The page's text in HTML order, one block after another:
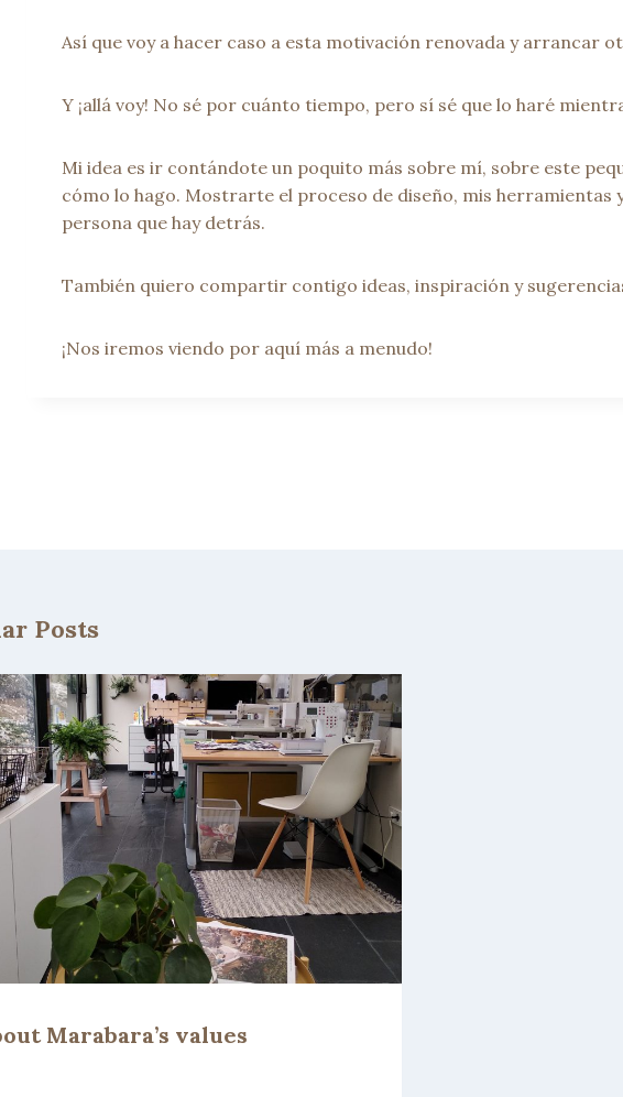
Así que voy a hacer caso a esta motivación renovada y arrancar
Y ¡allá voy! No sé por cuánto tiempo, pero sí sé que lo haré
Mi idea es ir contándote un poquito más sobre mí, sobre este
cómo lo hago. Mostrarte el proceso de diseño, mis herramientas
persona que hay detrás.
También quiero compartir contigo ideas, inspiración y
¡Nos iremos viendo por aquí más a menudo!
Posts
Marabara’s values